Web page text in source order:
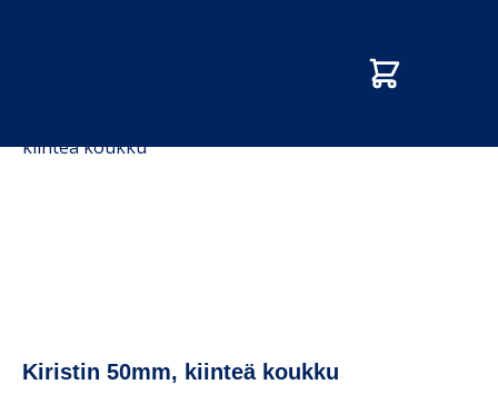
kiinteä koukku
Kiristin 50mm, kiinteä koukku